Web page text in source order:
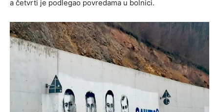
a četvrti je podlegao povredama u bolnici.